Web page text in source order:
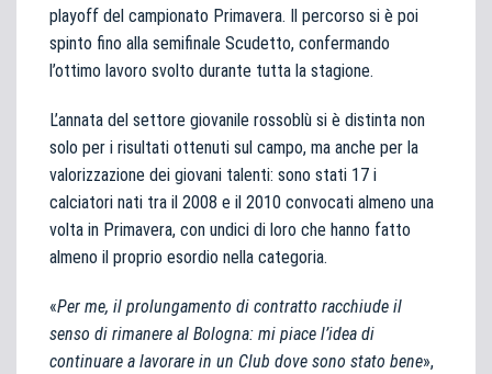
playoff del campionato Primavera. Il percorso si è poi
spinto fino alla semifinale Scudetto, confermando
l’ottimo lavoro svolto durante tutta la stagione.
L’annata del settore giovanile rossoblù si è distinta non
solo per i risultati ottenuti sul campo, ma anche per la
valorizzazione dei giovani talenti: sono stati 17 i
calciatori nati tra il 2008 e il 2010 convocati almeno una
volta in Primavera, con undici di loro che hanno fatto
almeno il proprio esordio nella categoria.
«Per me, il prolungamento di contratto racchiude il
senso di rimanere al Bologna: mi piace l’idea di
continuare a lavorare in un Club dove sono stato bene»,